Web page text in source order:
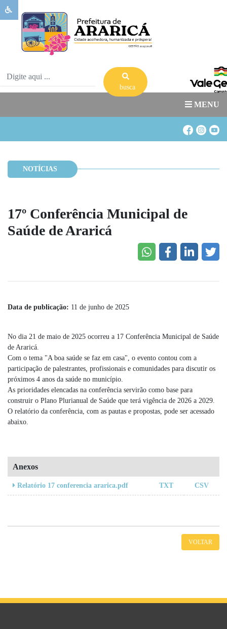
busca
MENU
Sobre
Ararica
Governo
Publicações
Transparência
Oportunidades
Acesso
NOTÍCIAS
17º Conferência Municipal de
Saúde de Araricá
Data de publicação: 11 de junho de 2025
No dia 21 de maio de 2025 ocorreu a 17 Conferência Municipal de Saúde
de Araricá.
Com o tema "A boa saúde se faz em casa", o evento contou com a
participação de palestrantes, profissionais e comunidades para discutir os
próximos 4 anos da saúde no município.
As prioridades elencadas na conferência servirão como base para
construir o Plano Plurianual de Saúde que terá vigência de 2026 a 2029.
O relatório da conferência, com as pautas e propostas, pode ser acessado
abaixo.
Anexos
Relatório 17 conferencia ararica.pdf TXT CSV
VOLTAR